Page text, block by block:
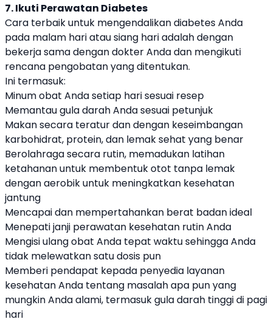
7. Ikuti Perawatan Diabetes
Cara terbaik untuk mengendalikan diabetes Anda
pada malam hari atau siang hari adalah dengan
bekerja sama dengan dokter Anda dan mengikuti
rencana pengobatan yang ditentukan.
Ini termasuk:
Minum obat Anda setiap hari sesuai resep
Memantau gula darah Anda sesuai petunjuk
Makan secara teratur dan dengan keseimbangan
karbohidrat, protein, dan lemak sehat yang benar
Berolahraga secara rutin, memadukan latihan
ketahanan untuk membentuk otot tanpa lemak
dengan aerobik untuk meningkatkan kesehatan
jantung
Mencapai dan mempertahankan berat badan ideal
Menepati janji perawatan kesehatan rutin Anda
Mengisi ulang obat Anda tepat waktu sehingga Anda
tidak melewatkan satu dosis pun
Memberi pendapat kepada penyedia layanan
kesehatan Anda tentang masalah apa pun yang
mungkin Anda alami, termasuk gula darah tinggi di pagi
hari